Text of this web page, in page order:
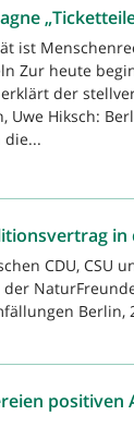
ist
Zur heute
erklärt der
Uwe Hiksch:
die...
in
CDU, CSU
Berlin,
positiven